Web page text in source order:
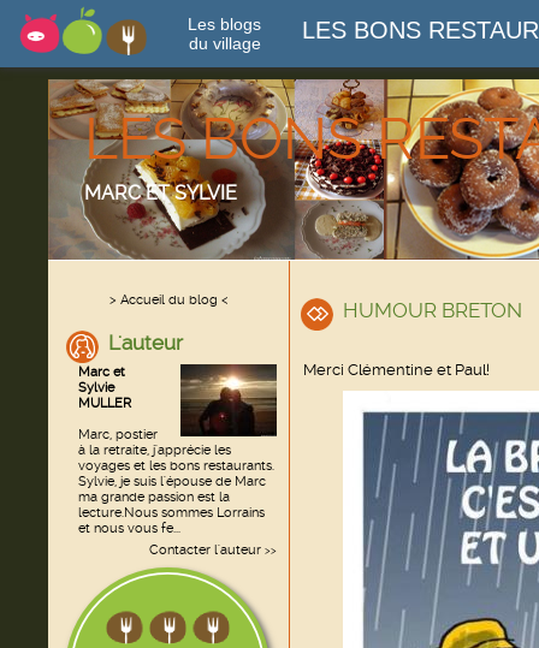
Les blogs
du village
LES BONS
LES BONS
MARC ET SYLVIE
> Accueil du blog <
L'auteur
Marc et
Sylvie
MULLER
Marc, postier
à la retraite, j'apprécie les
voyages et les bons restaurants.
Sylvie, je suis l'épouse de Marc
ma grande passion est la
lecture.Nous sommes Lorrains
et nous vous fe...
Contacter l'auteur >>
HUMOUR BRETON
Merci Clémentine et Paul!